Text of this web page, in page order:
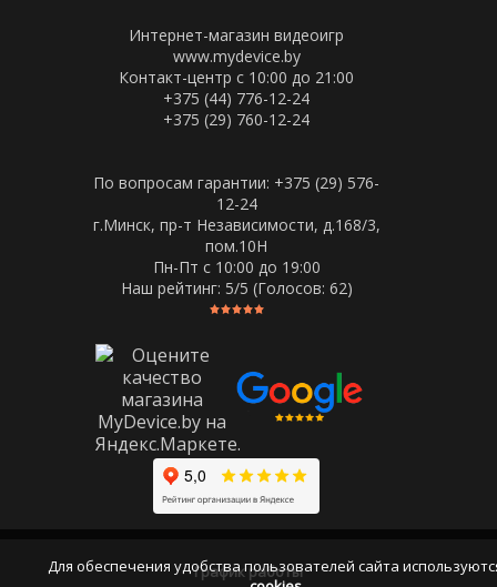
Интернет-магазин видеоигр
www.mydevice.by
Контакт-центр с 10:00 до 21:00
+375 (44) 776-12-24
+375 (29) 760-12-24
По вопросам гарантии: +375 (29) 576-
12-24
г.Минск, пр-т Независимости, д.168/3,
пом.10Н
Пн-Пт c 10:00 до 19:00
Наш рейтинг: 5/5 (Голосов: 62)
График работы
Для обеспечения удобства пользователей сайта